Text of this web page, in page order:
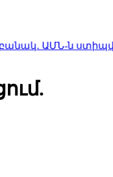
ստիպված կլինի